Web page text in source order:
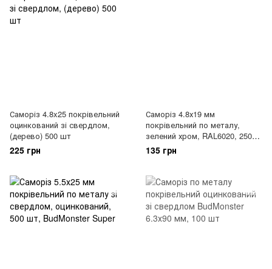
Саморіз 4.8x25 покрівельний
оцинкований зі свердлом,
(дерево) 500 шт
225 грн
Саморіз 4.8х19 мм
покрівельний по металу,
зелений хром, RAL6020, 250
шт, BudMonster Super
135 грн